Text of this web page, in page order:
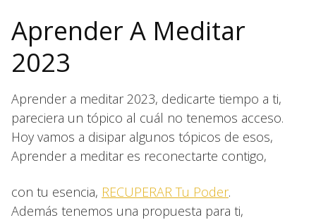
Aprender A Meditar
2023
Aprender a meditar 2023, dedicarte tiempo a ti,
pareciera un tópico al cuál no tenemos acceso.
Hoy vamos a disipar algunos tópicos de esos,
Aprender a meditar es reconectarte contigo,
con tu esencia, RECUPERAR Tu Poder.
Además tenemos una propuesta para ti,